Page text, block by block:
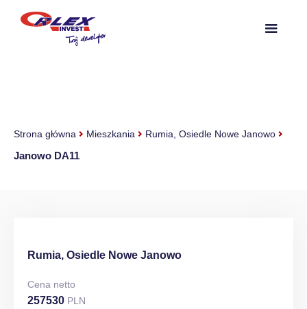
Strona główna Mieszkania Rumia, Osiedle Nowe Janowo
Janowo DA11
Rumia, Osiedle Nowe Janowo
Cena netto
257530 PLN